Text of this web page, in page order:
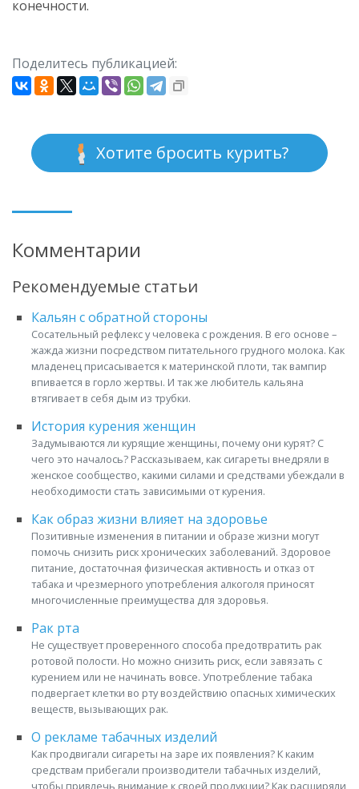
конечности.
Поделитесь публикацией:
Хотите бросить курить?
Комментарии
Рекомендуемые статьи
Кальян с обратной стороны
Сосательный рефлекс у человека с рождения. В его основе –
жажда жизни посредством питательного грудного молока. Как
младенец присасывается к материнской плоти, так вампир
впивается в горло жертвы. И так же любитель кальяна
втягивает в себя дым из трубки.
История курения женщин
Задумываются ли курящие женщины, почему они курят? С
чего это началось? Рассказываем, как сигареты внедряли в
женское сообщество, какими силами и средствами убеждали в
необходимости стать зависимыми от курения.
Как образ жизни влияет на здоровье
Позитивные изменения в питании и образе жизни могут
помочь снизить риск хронических заболеваний. Здоровое
питание, достаточная физическая активность и отказ от
табака и чрезмерного употребления алкоголя приносят
многочисленные преимущества для здоровья.
Рак рта
Не существует проверенного способа предотвратить рак
ротовой полости. Но можно снизить риск, если завязать с
курением или не начинать вовсе. Употребление табака
подвергает клетки во рту воздействию опасных химических
веществ, вызывающих рак.
О рекламе табачных изделий
Как продвигали сигареты на заре их появления? К каким
средствам прибегали производители табачных изделий,
чтобы привлечь внимание к своей продукции? Как расширяли